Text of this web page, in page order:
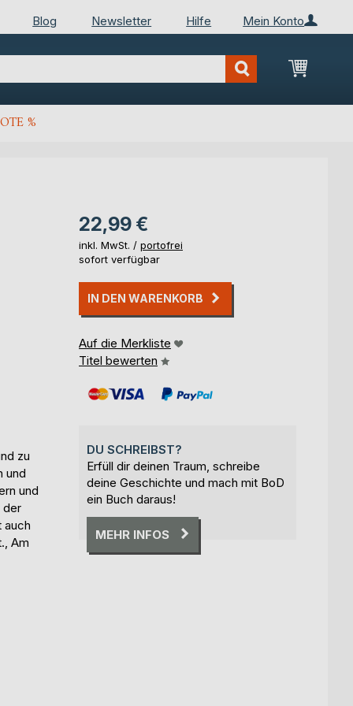
Mein Konto
Blog Newsletter Hilfe
Mein
%
zu
und
und
der
auch
Am
22,99 €
inkl. MwSt. / portofrei
sofort verfügbar
IN DEN WARENKORB
Auf die Merkliste
Titel bewerten
DU SCHREIBST?
Erfüll dir deinen Traum, schreibe
deine Geschichte und mach mit BoD
ein Buch daraus!
MEHR INFOS